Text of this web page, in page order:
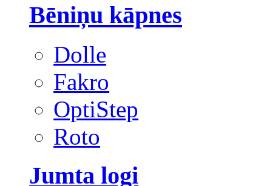
Bēniņu kāpnes
Dolle
Fakro
OptiStep
Roto
Jumta logi